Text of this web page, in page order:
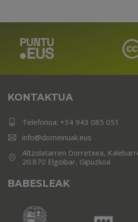
KONTAKTUA
Telefonoa: +34 943 085 051
info@domeinuak.eus
Altzolatarren Dorretxea,
20.870 Elgoibar, Gipuzkoa
BABESLEAK